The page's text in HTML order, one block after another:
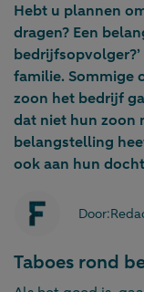
Hebt u plannen
dragen? Een
familie. Sommige
zoon het bedrijf
dat niet hun zoon
belangstelling
ook aan hun
Door:
Taboes rond